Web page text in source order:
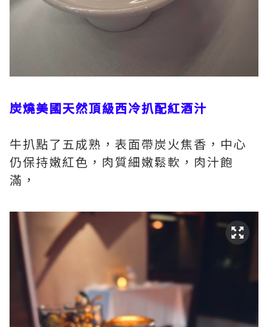
炭燒美國天然頂級西冷扒配紅酒汁
牛扒點了五成熟，表面帶炭火焦香，中心
仍保持嫩紅色，肉質細嫩鬆軟，肉汁飽
滿，